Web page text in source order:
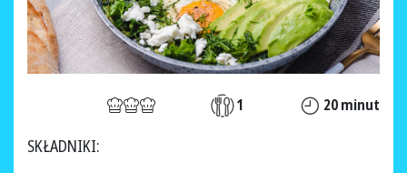
1 20 minut
SKŁADNIKI: